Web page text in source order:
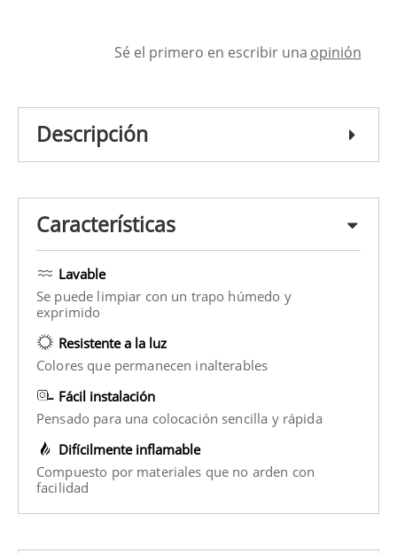
Sé el primero en escribir una opinión
Descripción
Características
Lavable
Se puede limpiar con un trapo húmedo y
exprimido
Resistente a la luz
Colores que permanecen inalterables
Fácil instalación
Pensado para una colocación sencilla y rápida
Difícilmente inflamable
Compuesto por materiales que no arden con
facilidad